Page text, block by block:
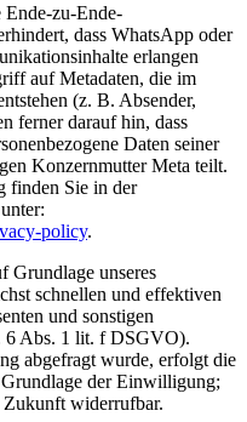
zu-Ende-
dass WhatsApp oder
erlangen
auf Metadaten, die im
(z. B. Absender,
ferner darauf hin, dass
Daten seiner
Konzernmutter Meta teilt.
finden Sie in der
policy.
Grundlage unseres
schnellen und effektiven
und sonstigen
6 Abs. 1 lit. f DSGVO).
abgefragt wurde, erfolgt die
der Einwilligung;
widerrufbar.